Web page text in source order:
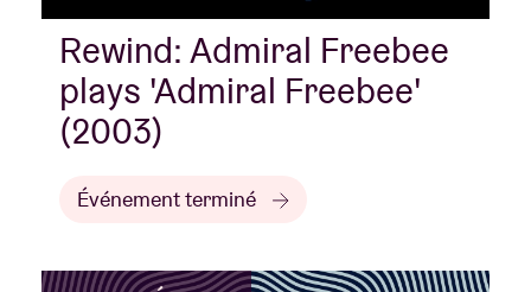
Rewind: Admiral Freebee
plays 'Admiral Freebee'
(2003)
Événement terminé